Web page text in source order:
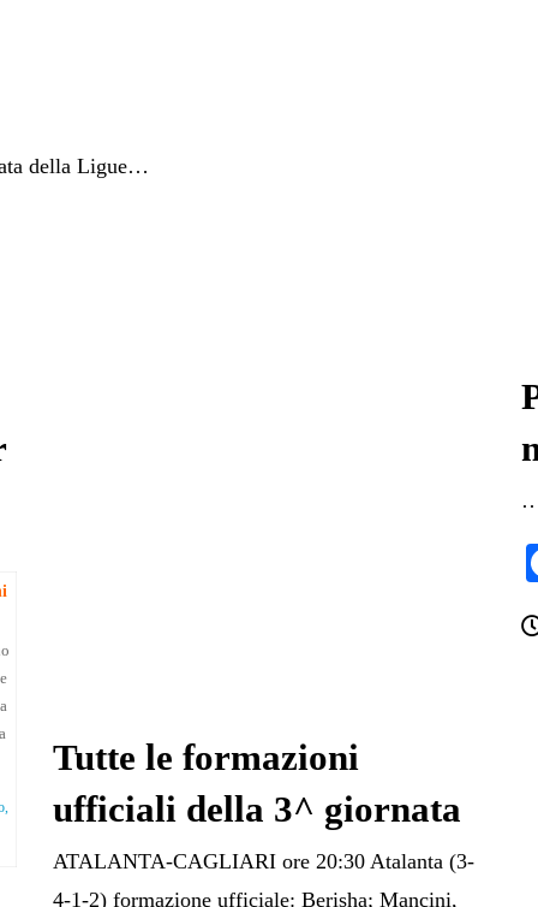
della Ligue…
Tutte le formazioni
ufficiali della 3^ giornata
ATALANTA-CAGLIARI ore 20:30 Atalanta (3-
4-1-2) formazione ufficiale: Berisha; Mancini,